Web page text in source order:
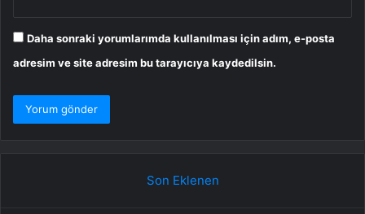
Daha sonraki yorumlarımda kullanılması için adım, e-posta
adresim ve site adresim bu tarayıcıya kaydedilsin.
Son Eklenen